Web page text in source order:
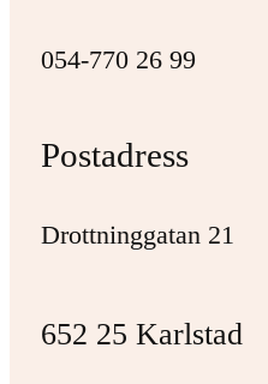
054-770 26 99
Postadress
Drottninggatan 21
652 25 Karlstad